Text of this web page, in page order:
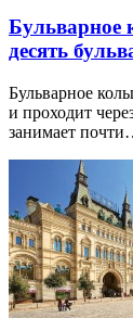
Бульварное
десять
Бульварное
и проходит
занимает